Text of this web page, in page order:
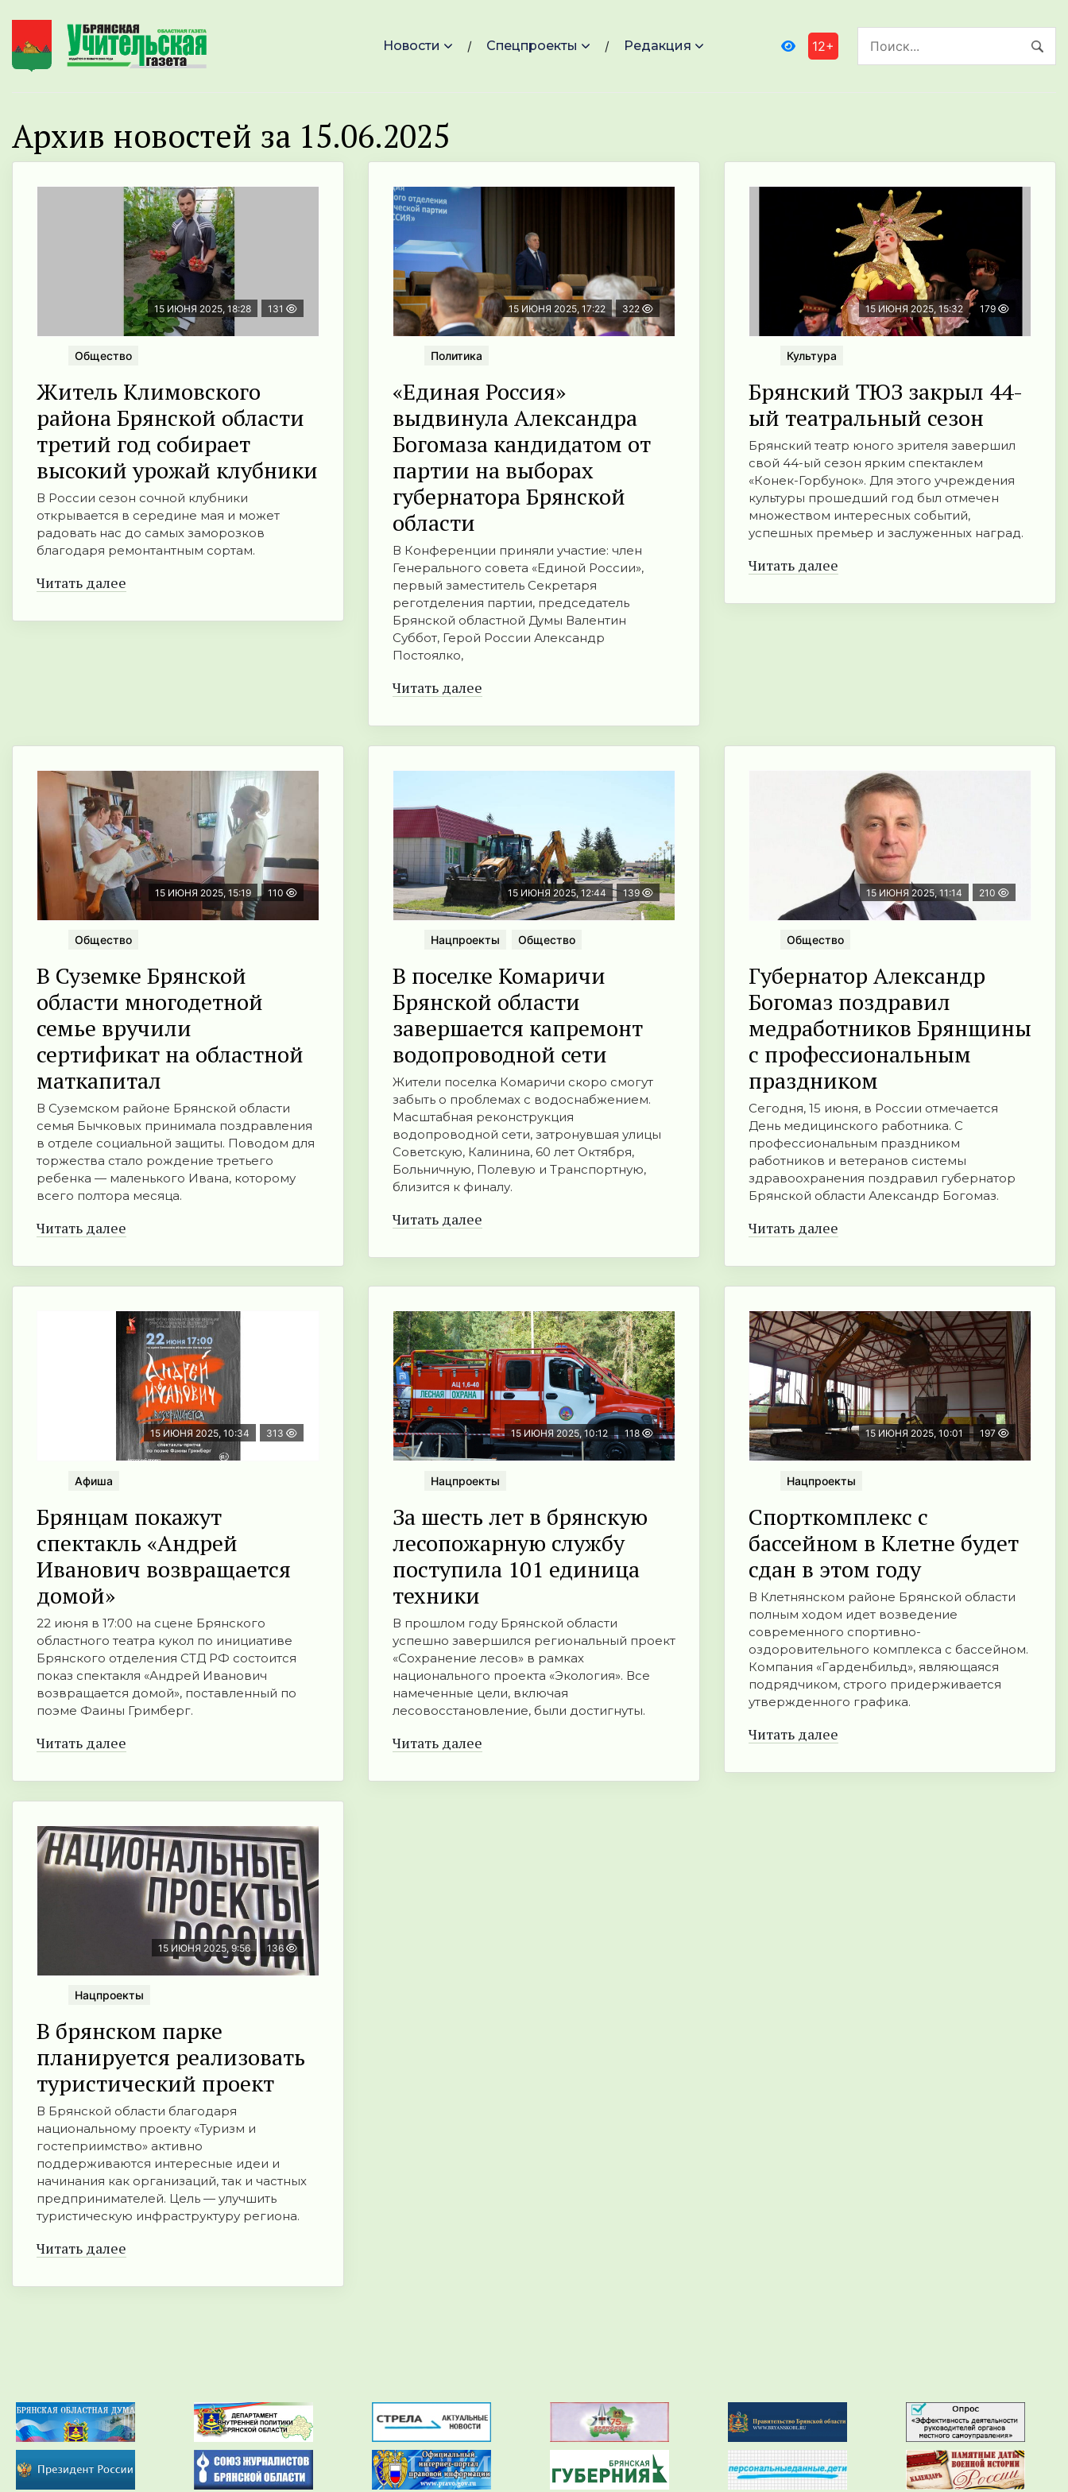
Новости Спецпроекты Редакция 12+
Архив новостей за 15.06.2025
15 ИЮНЯ 2025, 18:28 131
Общество
Житель Климовского
района Брянской области
третий год собирает
высокий урожай клубники
В России сезон сочной клубники
открывается в середине мая и может
радовать нас до самых заморозков
благодаря ремонтантным сортам.
Читать далее
15 ИЮНЯ 2025, 17:22 322
Политика
«Единая Россия»
выдвинула Александра
Богомаза кандидатом от
партии на выборах
губернатора Брянской
области
В Конференции приняли участие: член
Генерального совета «Единой России»,
первый заместитель Секретаря
реготделения партии, председатель
Брянской областной Думы Валентин
Суббот, Герой России Александр
Постоялко,
Читать далее
15 ИЮНЯ 2025, 15:32 179
Культура
Брянский ТЮЗ закрыл 44-
ый театральный сезон
Брянский театр юного зрителя завершил
свой 44-ый сезон ярким спектаклем
«Конек-Горбунок». Для этого учреждения
культуры прошедший год был отмечен
множеством интересных событий,
успешных премьер и заслуженных наград.
Читать далее
15 ИЮНЯ 2025, 15:19 110
Общество
В Суземке Брянской
области многодетной
семье вручили
сертификат на областной
маткапитал
В Суземском районе Брянской области
семья Бычковых принимала поздравления
в отделе социальной защиты. Поводом для
торжества стало рождение третьего
ребенка — маленького Ивана, которому
всего полтора месяца.
Читать далее
15 ИЮНЯ 2025, 12:44 139
Нацпроекты Общество
В поселке Комаричи
Брянской области
завершается капремонт
водопроводной сети
Жители поселка Комаричи скоро смогут
забыть о проблемах с водоснабжением.
Масштабная реконструкция
водопроводной сети, затронувшая улицы
Советскую, Калинина, 60 лет Октября,
Больничную, Полевую и Транспортную,
близится к финалу.
Читать далее
15 ИЮНЯ 2025, 11:14 210
Общество
Губернатор Александр
Богомаз поздравил
медработников Брянщины
с профессиональным
праздником
Сегодня, 15 июня, в России отмечается
День медицинского работника. С
профессиональным праздником
работников и ветеранов системы
здравоохранения поздравил губернатор
Брянской области Александр Богомаз.
Читать далее
15 ИЮНЯ 2025, 10:34 313
Афиша
Брянцам покажут
спектакль «Андрей
Иванович возвращается
домой»
22 июня в 17:00 на сцене Брянского
областного театра кукол по инициативе
Брянского отделения СТД РФ состоится
показ спектакля «Андрей Иванович
возвращается домой», поставленный по
поэме Фаины Гримберг.
Читать далее
15 ИЮНЯ 2025, 10:12 118
Нацпроекты
За шесть лет в брянскую
лесопожарную службу
поступила 101 единица
техники
В прошлом году Брянской области
успешно завершился региональный проект
«Сохранение лесов» в рамках
национального проекта «Экология». Все
намеченные цели, включая
лесовосстановление, были достигнуты.
Читать далее
15 ИЮНЯ 2025, 10:01 197
Нацпроекты
Спорткомплекс с
бассейном в Клетне будет
сдан в этом году
В Клетнянском районе Брянской области
полным ходом идет возведение
современного спортивно-
оздоровительного комплекса с бассейном.
Компания «Гарденбильд», являющаяся
подрядчиком, строго придерживается
утвержденного графика.
Читать далее
15 ИЮНЯ 2025, 9:56 136
Нацпроекты
В брянском парке
планируется реализовать
туристический проект
В Брянской области благодаря
национальному проекту «Туризм и
гостеприимство» активно
поддерживаются интересные идеи и
начинания как организаций, так и частных
предпринимателей. Цель — улучшить
туристическую инфраструктуру региона.
Читать далее